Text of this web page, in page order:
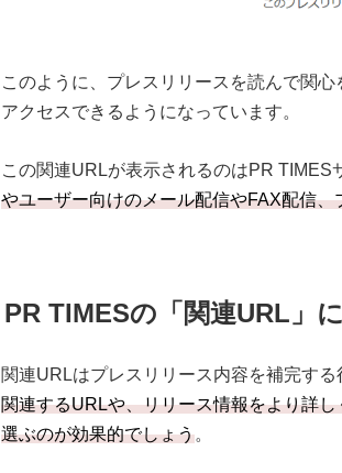
このように、プレスリリースを読んで関
アクセスできるようになっています。
この関連URLが表示されるのはPR TIMES
やユーザー向けのメール配信やFAX配信
PR TIMESの「関連URL」
関連URLはプレスリリース内容を補完する
関連するURLや、リリース情報をより詳し
選ぶのが効果的でしょう。